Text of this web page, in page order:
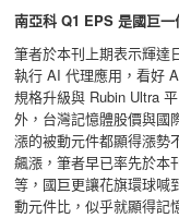
南亞科 Q1 EPS 是國巨一
筆者於本刊上期表示輝達
執行 AI 代理應用，看好
規格升級與 Rubin Ultra
外，台灣記憶體股價與國
漲的被動元件都顯得漲勢
飆漲，筆者早已率先於本
等，國巨更讓花旗環球喊
動元件比，似乎就顯得記